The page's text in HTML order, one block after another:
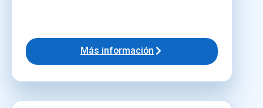
Más información